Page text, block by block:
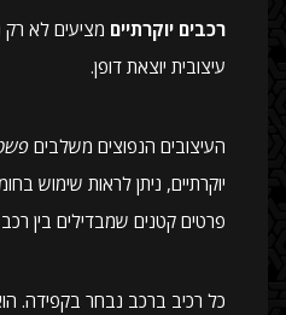
רכבים יוקרתיים מציעים לא רק
עיצובית יוצאת דופן.
העיצובים הנפוצים משלבים
יוקרתיים, ניתן לראות שימוש
פרטים קטנים שמבדילים בין רכב
כל רכיב ברכב נבחר בקפידה.